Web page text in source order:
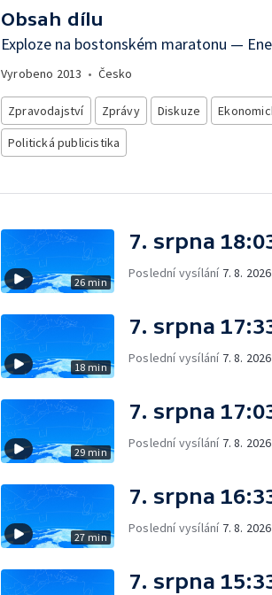
Obsah dílu
Exploze na bostonském maratonu —
Vyrobeno 2013 • Česko
Zpravodajství Zprávy Diskuze
Politická publicistika
26 min
7. srpna
Poslední vysílání 7. 8. 2026
18 min
7. srpna
Poslední vysílání 7. 8. 2026
29 min
7. srpna
Poslední vysílání 7. 8. 2026
27 min
7. srpna
Poslední vysílání 7. 8. 2026
7. srpna